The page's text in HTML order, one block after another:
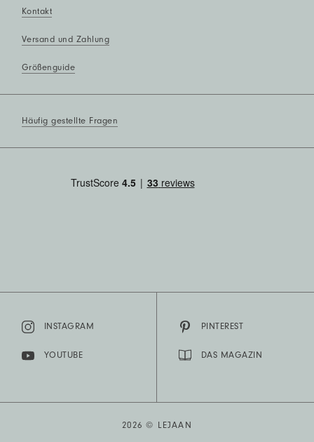
Kontakt
Versand und Zahlung
Größenguide
Häufig gestellte Fragen
INSTAGRAM
YOUTUBE
PINTEREST
DAS MAGAZIN
2026 © LEJAAN